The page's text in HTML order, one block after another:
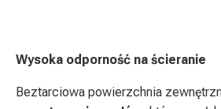
Wysoka odporność na ścieranie
Beztarciowa powierzchnia